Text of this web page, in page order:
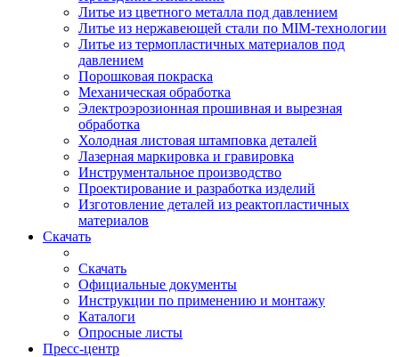
Литье из цветного металла под давлением
Литье из нержавеющей стали по MIM-технологии
Литье из термопластичных материалов под
давлением
Порошковая покраска
Механическая обработка
Электроэрозионная прошивная и вырезная
обработка
Холодная листовая штамповка деталей
Лазерная маркировка и гравировка
Инструментальное производство
Проектирование и разработка изделий
Изготовление деталей из реактопластичных
материалов
Скачать
Скачать
Официальные документы
Инструкции по применению и монтажу
Каталоги
Опросные листы
Пресс-центр